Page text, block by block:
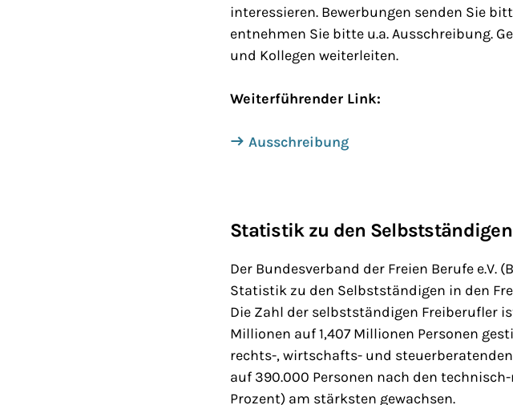
interessieren. Bewerbungen senden Sie
entnehmen Sie bitte u.a. Ausschreibung.
und Kollegen weiterleiten.
Weiterführender Link:
Ausschreibung
Statistik zu den
Der Bundesverband der Freien Berufe e.V.
Statistik zu den Selbstständigen in den
Die Zahl der selbstständigen Freiberufler
Millionen auf 1,407 Millionen Personen
rechts-, wirtschafts- und
auf 390.000 Personen nach den
Prozent) am stärksten gewachsen.